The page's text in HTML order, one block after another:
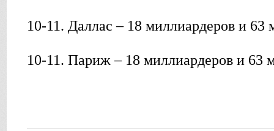
10-11. Даллас – 18 миллиардеров и 63
10-11. Париж – 18 миллиардеров и 63